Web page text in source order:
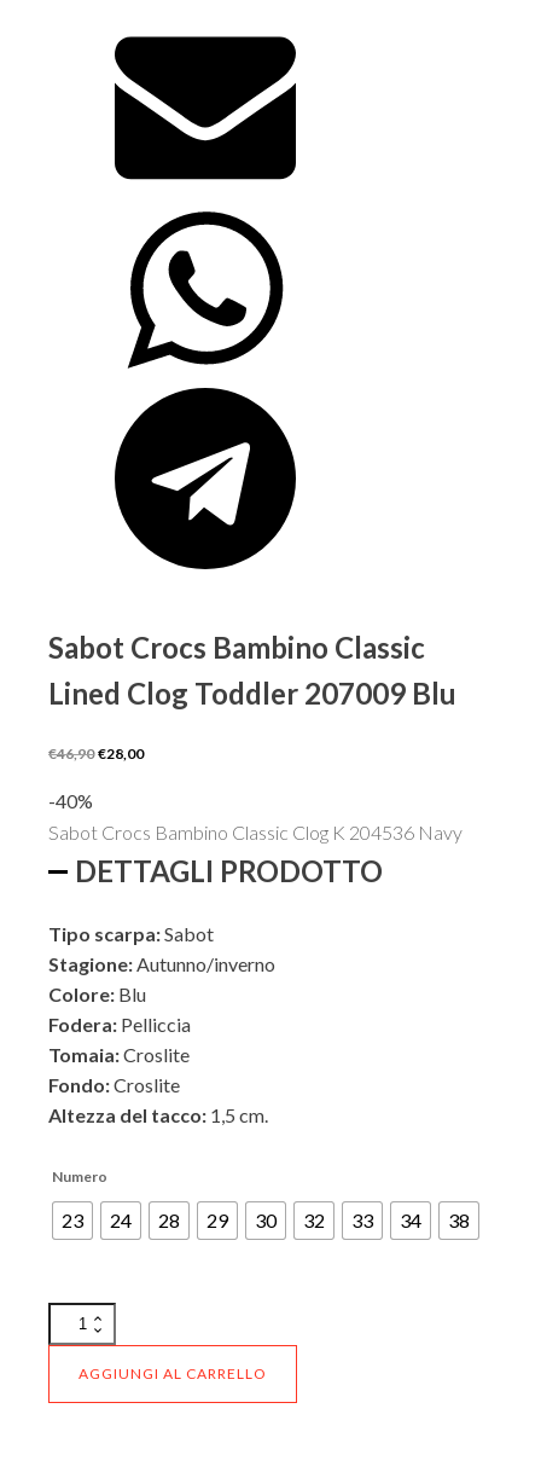
Sabot Crocs Bambino Classic
Lined Clog Toddler 207009 Blu
€46,90 Il
era:
€46,90.
€28,00Il
è:
€28,00.
-40%
Sabot Crocs Bambino Classic Clog K 204536 Navy
ESTERNO
INTERNO
DETTAGLI PRODOTTO
Tipo scarpa:Sabot
Stagione:Autunno/inverno
Colore: Blu
Fodera: Pelliccia
Tomaia:Croslite
Fondo:Croslite
Altezza del tacco: 1,5 cm.
Numero
23 24 28 29 30 32 33 34 38
Sabot
Crocs
BambinoAGGIUNGI AL CARRELLO